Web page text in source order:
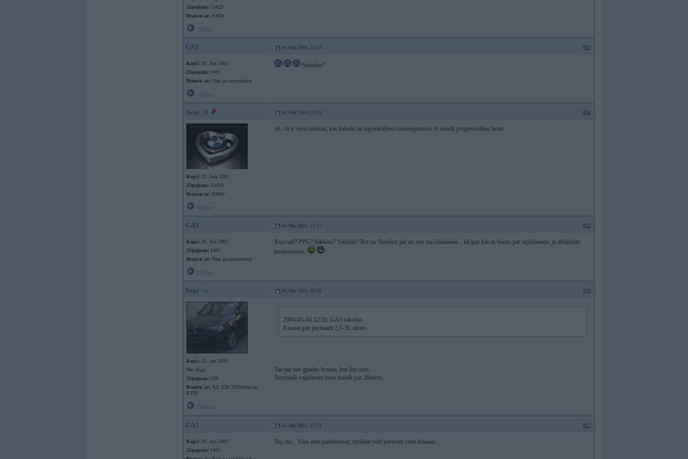
Ziņojumi: 13429
Braucu ar: BMW
GA3 04. Mar 2004, 13:12 #13
Kopš: 29. Jun 2003
Ziņojumi: 1401
Braucu ar: Nazi pa sviestmaizi
Standox?
Artis_D 04. Mar 2004, 13:13 #14
Kopš: 22. Aug 2002
Ziņojumi: 13429
Braucu ar: BMW
nē - tā ir veca sistēma, kas balstās uz iepriekšējiem sasniegumiem. Ir daudz progresīvākas lietas
GA3 04. Mar 2004, 13:17 #15
Kopš: 29. Jun 2003
Ziņojumi: 1401
Braucu ar: Nazi pa sviestmaizi
Kuri tad? PPG? Sikkens? Sadolin? Bet nu Standox jau nu nav taa sliktaakaa... lai gan kas tu buutu par izplatiitaaju, ja atbalstiitu
konkurentus.
Jagr 04. Mar 2004, 13:18 #16
Kopš: 02. Jan 2003
No: Rīga
Ziņojumi: 638
Braucu ar: X3, E36 329Turbo un
KTM
2004-03-04 12:59, GA3 rakstīja:
Kraasa gan jau kaadi 2,5-3L aizies...
Taa jau nav griidas kraasa, kur litri iziet..
Normaali vajadzeetu buut mazāk par 2litriem.
GA3 04. Mar 2004, 13:19 #17
Kopš: 29. Jun 2003
Ziņojumi: 1401
Nu, nu... Visu auto paarkraasot, turklaat veel pavisam citaa kraasaa...